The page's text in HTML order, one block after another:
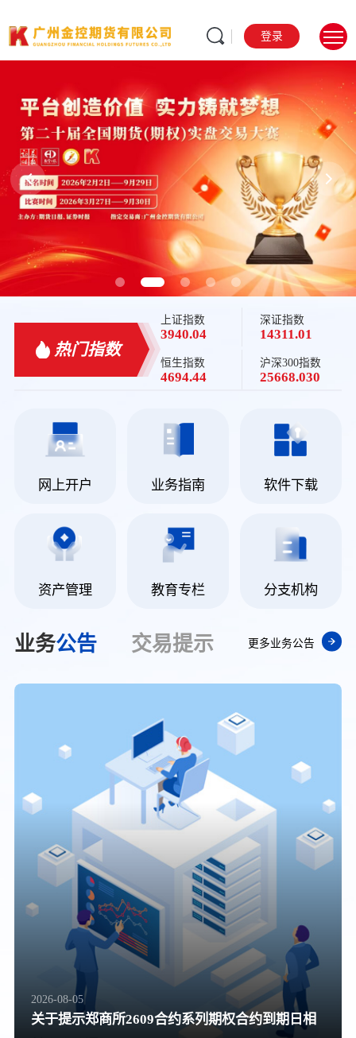
登录
规范 务实 稳健 发展
Standardized, pragmatic, steady development
热门指数
上证指数
3940.04
深证指数
14311.01
恒生指数
4694.44
沪深300指数
25668.030
网上开户 业务指南 软件下载
资产管理 教育专栏 分支机构
业务公告 更多业务公告
交易提示
2026-08-05
关于提示郑商所2609合约系列期权合约到期日相